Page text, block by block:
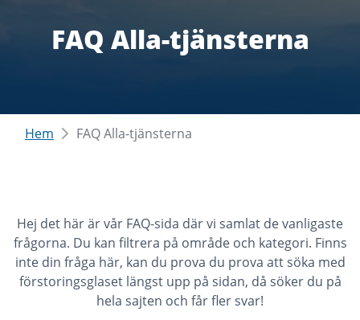
FAQ Alla-tjänsterna
Hem FAQ Alla-tjänsterna
Hej det här är vår FAQ-sida där vi samlat de vanligaste
frågorna. Du kan filtrera på område och kategori. Finns
inte din fråga här, kan du prova du prova att söka med
förstoringsglaset längst upp på sidan, då söker du på
hela sajten och får fler svar!